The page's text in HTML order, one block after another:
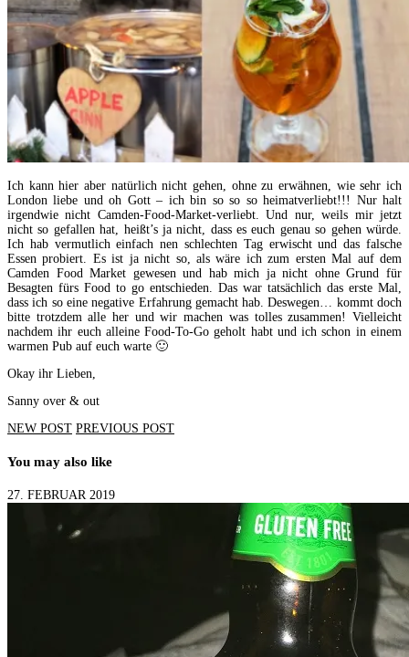
Ich kann hier aber natürlich nicht gehen, ohne zu erwähnen, wie sehr ich
London liebe und oh Gott – ich bin so so so heimatverliebt!!! Nur halt
irgendwie nicht Camden-Food-Market-verliebt. Und nur, weils mir jetzt
nicht so gefallen hat, heißt’s ja nicht, dass es euch genau so gehen würde.
Ich hab vermutlich einfach nen schlechten Tag erwischt und das falsche
Essen probiert. Es ist ja nicht so, als wäre ich zum ersten Mal auf dem
Camden Food Market gewesen und hab mich ja nicht ohne Grund für
Besagten fürs Food to go entschieden. Das war tatsächlich das erste Mal,
dass ich so eine negative Erfahrung gemacht hab. Deswegen… kommt doch
bitte trotzdem alle her und wir machen was tolles zusammen! Vielleicht
nachdem ihr euch alleine Food-To-Go geholt habt und ich schon in einem
warmen Pub auf euch warte 🙂
Okay ihr Lieben,
Sanny over & out
NEW POST PREVIOUS POST
You may also like
27. FEBRUAR 2019